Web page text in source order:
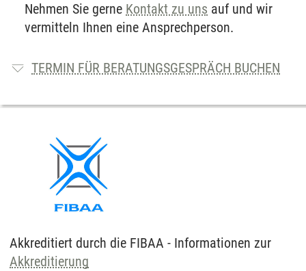
Nehmen Sie gerne Kontakt zu uns auf und wir
vermitteln Ihnen eine Ansprechperson.
TERMIN FÜR BERATUNGSGESPRÄCH BUCHEN
Akkreditiert durch die FIBAA - Informationen zur
Akkreditierung